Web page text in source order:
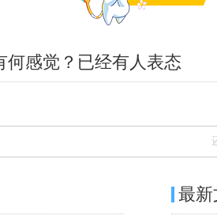
何感觉？已经有人表态
最